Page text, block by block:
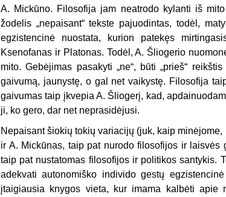
A. Mickūno. Filosofija jam neatrodo kylanti iš
žodelis „nepaisant“ tekste pajuodintas, todėl,
egzistencinė nuostata, kurion patekęs
Ksenofanas ir Platonas. Todėl, A. Šliogerio
mito. Gebėjimas pasakyti „ne“, būti „prieš“
gaivumą, jaunystę, o gal net vaikystę. Filosofija
gaivumas taip įkvepia A. Šliogerį, kad,
ji, ko gero, dar net neprasidėjusi.
Nepaisant šiokių tokių variacijų (juk, kaip
ir A. Mickūnas, taip pat nurodo filosofijos ir
taip pat nustatomas filosofijos ir politikos santykis.
adekvati autonomiško individo gestų
įtaigiausia knygos vieta, kur imama kalbėti apie